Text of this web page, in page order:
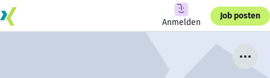
Anmelden
Job posten